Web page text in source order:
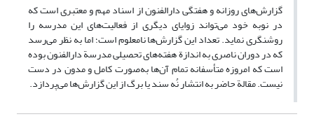
گزارش‌های روزانه و هفتگی دارالفنون از اسناد مهم و معتبری است که
در نوبه خود می‌تواند زوایای دیگری از فعالیت‌های این مدرسه را
روشنگری نماید. تعداد این گزارش‌ها نامعلوم است؛ اما به نظر می‌رسد
که در دوران ناصری به اندازة هفته‌های تحصیلی مدرسة دارالفنون بوده
است که امروزه متأسفانه تمام آن‌ها به‌صورت کامل و مدون در دست
نیست. مقالة حاضر به انتشار نُه سند یا برگ از این گزارش‌ها می‌پردازد.